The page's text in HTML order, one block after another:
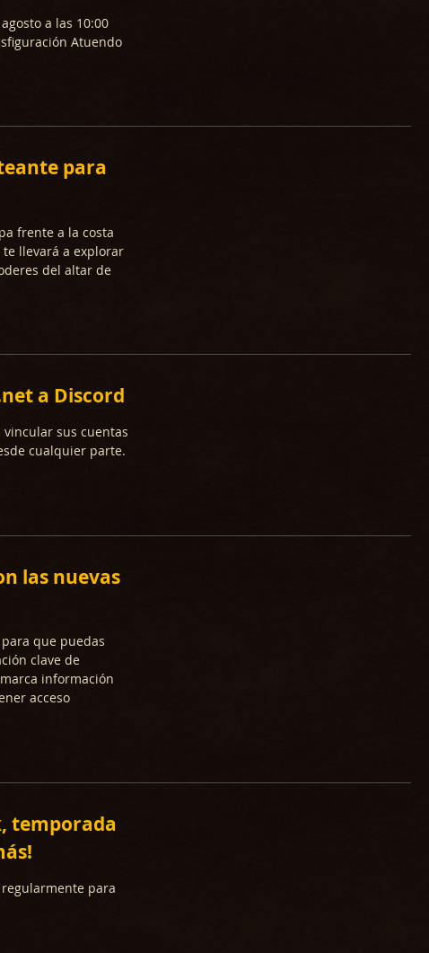
a las 10:00
Atuendo
para
frente a la costa
llevará a explorar
del altar de
a Discord
sus cuentas
cualquier parte.
las nuevas
que puedas
clave de
información
acceso
temporada
para